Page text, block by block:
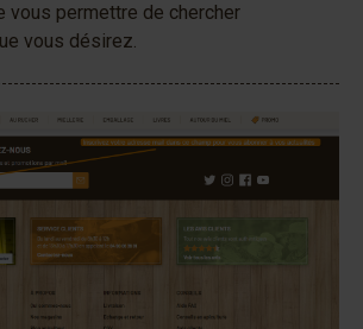
vous permettre de chercher
vous désirez.